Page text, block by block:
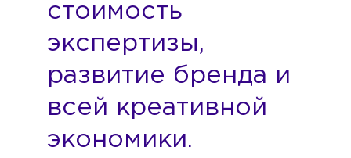
стоимость
экспертизы,
развитие бренда и
всей креативной
экономики.